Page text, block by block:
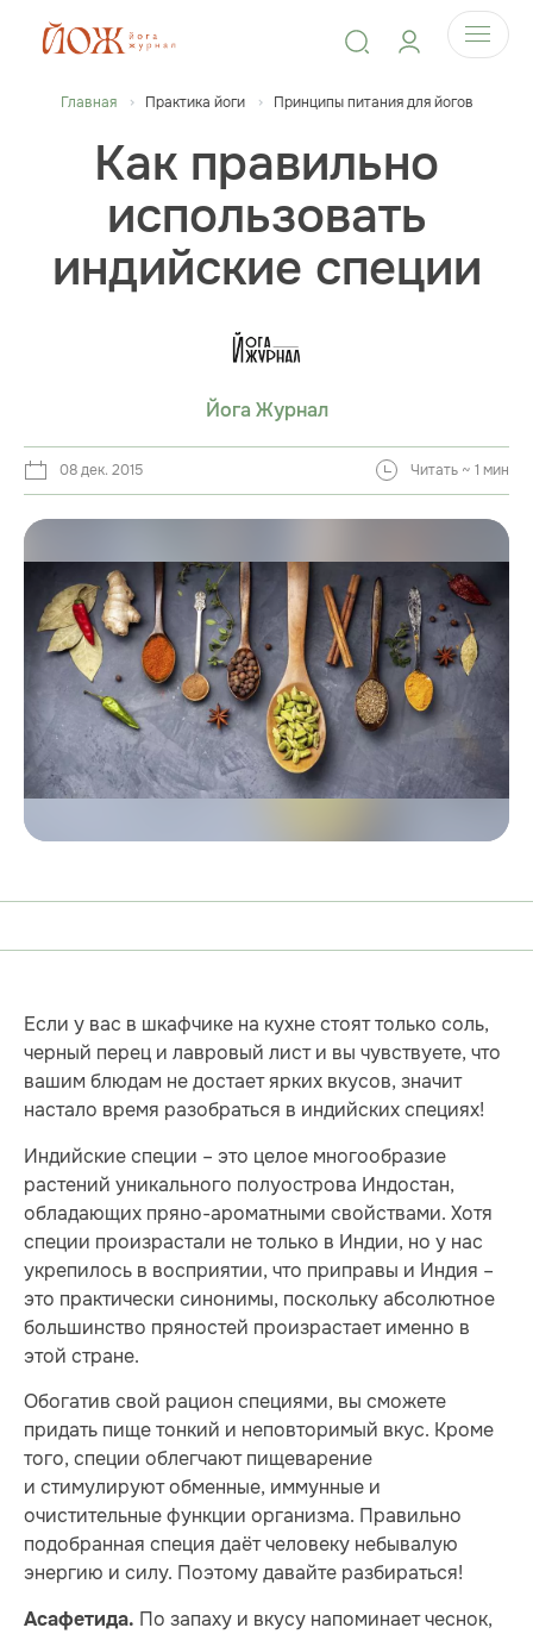
Главная Практика йоги Принципы питания для йогов
Как правильно
использовать
индийские специи
Йога Журнал
08 дек. 2015 Читать ~ 1 мин
Если у вас в шкафчике на кухне стоят только соль,
черный перец и лавровый лист и вы чувствуете, что
вашим блюдам не достает ярких вкусов, значит
настало время разобраться в индийских специях!
Индийские специи – это целое многообразие
растений уникального полуострова Индостан,
обладающих пряно-ароматными свойствами. Хотя
специи произрастали не только в Индии, но у нас
укрепилось в восприятии, что приправы и Индия –
это практически синонимы, поскольку абсолютное
большинство пряностей произрастает именно в
этой стране.
Обогатив свой рацион специями, вы сможете
придать пище тонкий и неповторимый вкус. Кроме
того, специи облегчают пищеварение
и стимулируют обменные, иммунные и
очистительные функции организма. Правильно
подобранная специя даёт человеку небывалую
энергию и силу. Поэтому давайте разбираться!
Асафетида. По запаху и вкусу напоминает чеснок,